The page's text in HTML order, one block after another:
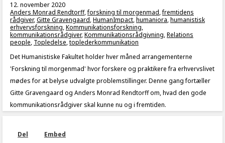
12. november 2020
Anders Monrad Rendtorff,forskning til morgenmad,fremtidens
rådgiver,Gitte Gravengaard,HumanImpact,humaniora,humanistisk
erhvervsforskning,Kommunikationsforskning,
kommunikationsrådgiver,Kommunikationsrådgivning,Relations
people, Topledelse,toplederkommunikation
Det Humanistiske Fakultet holder hver måned arrangementerne
'Forskning til morgenmad' hvor forskere og praktikere fra erhvervslivet
mødes for at belyse udvalgte problemstillinger. Denne gang fortæller
Gitte Gravengaard og Anders Monrad Rendtorff om, hvad den gode
kommunikationsrådgiver skal kunne nu og i fremtiden.
Del Embed